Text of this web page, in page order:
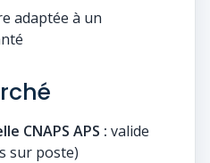
adaptée à un
CNAPS APS : valide
sur poste)